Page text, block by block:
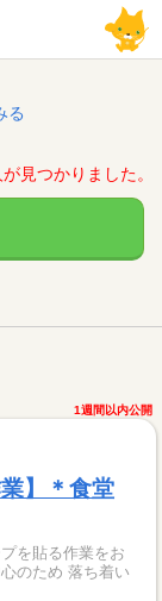
る
見つかりました。
1週間以内公開
】＊食堂
を貼る作業をお